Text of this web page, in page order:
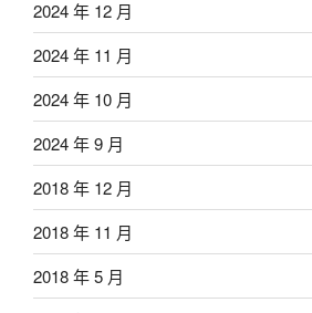
2024 年 12 月
2024 年 11 月
2024 年 10 月
2024 年 9 月
2018 年 12 月
2018 年 11 月
2018 年 5 月